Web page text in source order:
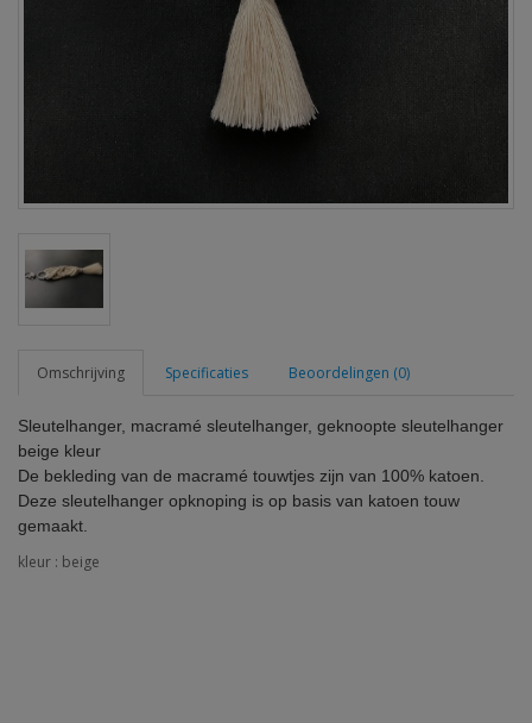
Omschrijving Specificaties Beoordelingen (0)
Sleutelhanger, macramé sleutelhanger, geknoopte sleutelhanger
beige kleur
De bekleding van de macramé touwtjes zijn van 100% katoen.
Deze sleutelhanger opknoping is op basis van katoen touw
gemaakt.
kleur : beige